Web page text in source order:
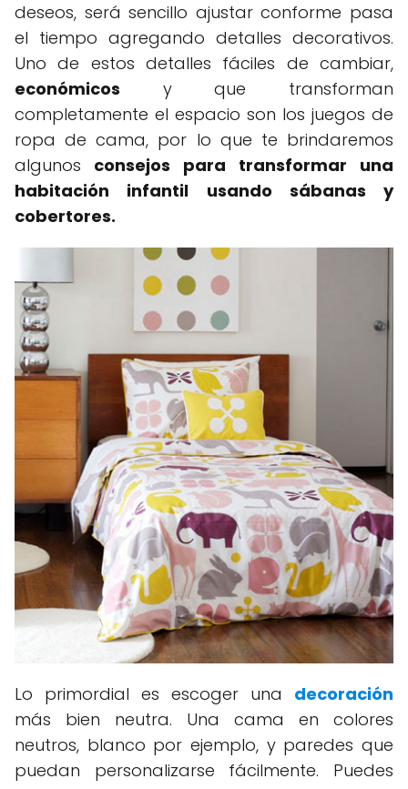
deseos, será sencillo ajustar conforme pasa
el tiempo agregando detalles decorativos.
Uno de estos detalles fáciles de cambiar,
económicos y que transforman
completamente el espacio son los juegos de
ropa de cama, por lo que te brindaremos
algunos consejos para transformar una
habitación infantil usando sábanas y
cobertores.
Lo primordial es escoger una decoración
más bien neutra. Una cama en colores
neutros, blanco por ejemplo, y paredes que
puedan personalizarse fácilmente. Puedes